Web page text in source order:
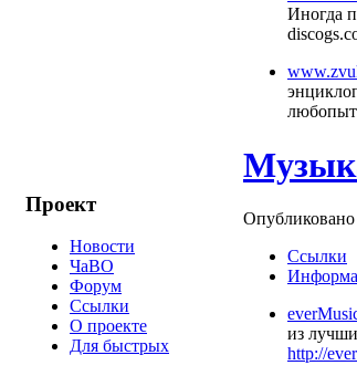
Проект
Новости
ЧаВО
Форум
Ссылки
О проекте
Для быстрых
Иногда
Опубликовано
Ссылки
из
http://